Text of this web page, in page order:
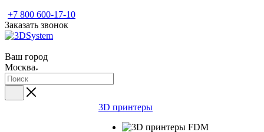
+7 800 600-17-10
Заказать звонок
Ваш город
Москва
3D принтеры